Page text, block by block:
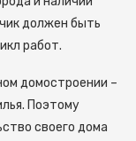
должен быть
работ.
домостроении –
Поэтому
своего дома